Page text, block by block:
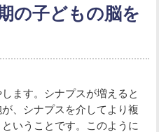
の子どもの脳を
ます。シナプスが増えると
、シナプスを介してより複
いうことです。このように